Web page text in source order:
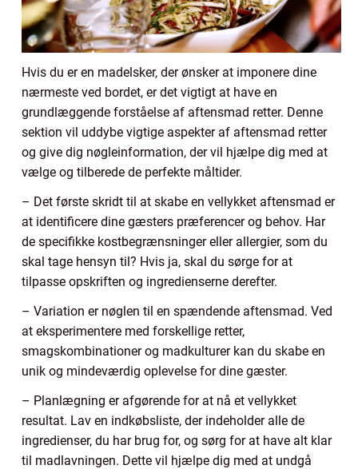
Hvis du er en madelsker, der ønsker at imponere dine
nærmeste ved bordet, er det vigtigt at have en
grundlæggende forståelse af aftensmad retter. Denne
sektion vil uddybe vigtige aspekter af aftensmad retter
og give dig nøgleinformation, der vil hjælpe dig med at
vælge og tilberede de perfekte måltider.
– Det første skridt til at skabe en vellykket aftensmad er
at identificere dine gæsters præferencer og behov. Har
de specifikke kostbegrænsninger eller allergier, som du
skal tage hensyn til? Hvis ja, skal du sørge for at
tilpasse opskriften og ingredienserne derefter.
– Variation er nøglen til en spændende aftensmad. Ved
at eksperimentere med forskellige retter,
smagskombinationer og madkulturer kan du skabe en
unik og mindeværdig oplevelse for dine gæster.
– Planlægning er afgørende for at nå et vellykket
resultat. Lav en indkøbsliste, der indeholder alle de
ingredienser, du har brug for, og sørg for at have alt klar
til madlavningen. Dette vil hjælpe dig med at undgå